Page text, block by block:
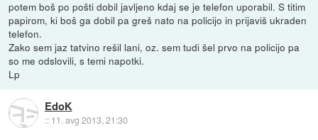
potem boš po pošti dobil javljeno kdaj se je telefon uporabil. S titim
papirom, ki boš ga dobil pa greš nato na policijo in prijaviš ukraden
telefon.
Zako sem jaz tatvino rešil lani, oz. sem tudi šel prvo na policijo pa
so me odslovili, s temi napotki.
Lp
EdoK
:: 11. avg 2013, 21:30